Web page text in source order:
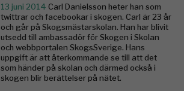
13 juni 2014 Carl Danielsson heter han som
twittrar och facebookar i skogen. Carl är 23 år
och går på Skogsmästarskolan. Han har blivit
utsedd till ambassadör för Skogen i Skolan
och webbportalen SkogsSverige. Hans
uppgift är att återkommande se till att det
som händer på skolan och därmed också i
skogen blir berättelser på nätet.